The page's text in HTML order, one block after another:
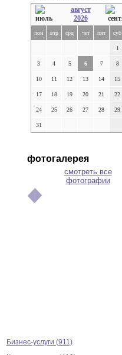
август
2026
пон втр срд чет пят суб
1
3 4 5 6 7 8
10 11 12 13 14 15
17 18 19 20 21 22
24 25 26 27 28 29
31
фотогалерея
смотреть все
фотографии
Бизнес-услуги (911)